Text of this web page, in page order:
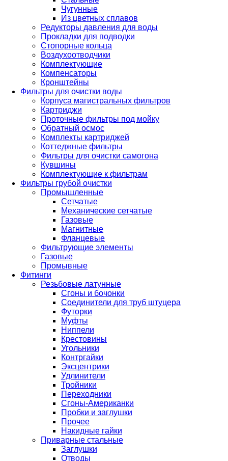
Чугунные
Из цветных сплавов
Редукторы давления для воды
Прокладки для подводки
Стопорные кольца
Воздухоотводчики
Комплектующие
Компенсаторы
Кронштейны
Фильтры для очистки воды
Корпуса магистральных фильтров
Картриджи
Проточные фильтры под мойку
Обратный осмос
Комплекты картриджей
Коттеджные фильтры
Фильтры для очистки самогона
Кувшины
Комплектующие к фильтрам
Фильтры грубой очистки
Промышленные
Сетчатые
Механические сетчатые
Газовые
Магнитные
Фланцевые
Фильтрующие элементы
Газовые
Промывные
Фитинги
Резьбовые латунные
Сгоны и бочонки
Соединители для труб штуцера
Футорки
Муфты
Ниппели
Крестовины
Угольники
Контргайки
Эксцентрики
Удлинители
Тройники
Переходники
Сгоны-Американки
Пробки и заглушки
Прочее
Накидные гайки
Приварные стальные
Заглушки
Отводы